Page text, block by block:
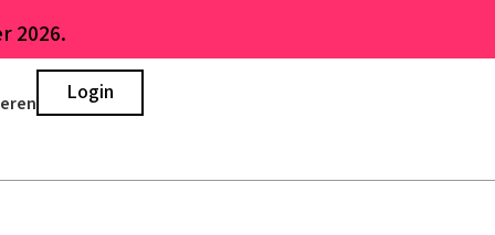
2026.
Login